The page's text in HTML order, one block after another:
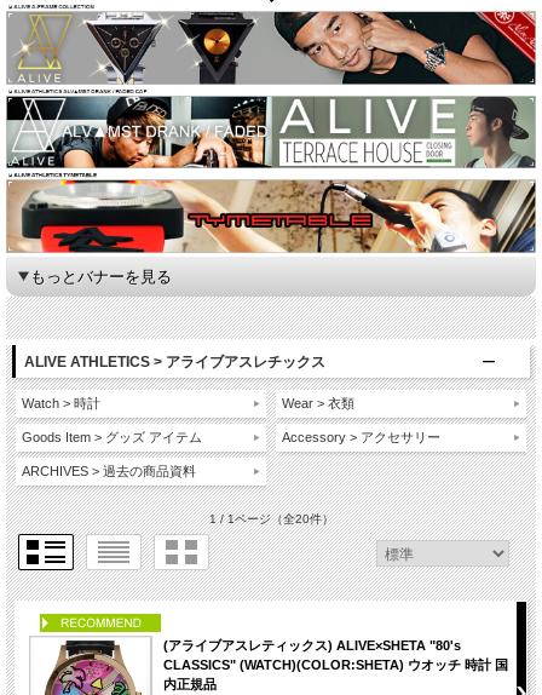
もっとバナーを見る
ALIVE ATHLETICS > アライブアスレチックス
Watch > 時計
Goods Item > グッズ アイテム
ARCHIVES > 過去の商品資料
Wear > 衣類
Accessory > アクセサリー
1 / 1ページ（全20件）
(アライブアスレティックス) ALIVE×SHETA "80's
CLASSICS" (WATCH)(COLOR:SHETA) ウオッチ 時計 国
内正規品